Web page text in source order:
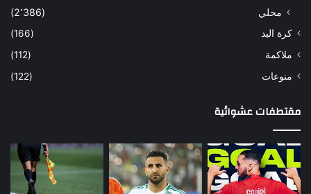
محلي
(2٬386)
كرة اليد
(166)
ملاكمة
(112)
منوعات
(122)
مقتطفات عشوائية